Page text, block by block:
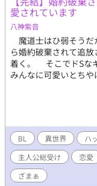
愛されています
八神紫音
魔道士はひ弱そう
ら婚約破棄されて追
着く。 そこでドSな
みんなに可愛いとち
BL 異世界 ハ
主人公総受け
恋愛
ざまぁ